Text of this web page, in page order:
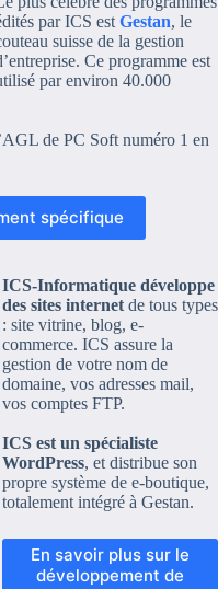
par ICS est Gestan, le
suisse de la gestion
Ce programme est
par environ 40.000
de PC Soft numéro 1 en
spécifique
ICS-Informatique développe
des sites internetde tous types
: site vitrine, blog, e-
commerce. ICS assure la
gestion de votre nom de
domaine, vos adresses mail,
vos comptes FTP.
ICS est un spécialiste
WordPress, et distribue son
propre système de e-boutique,
totalement intégré à Gestan.
En savoir plus sur le
développement de